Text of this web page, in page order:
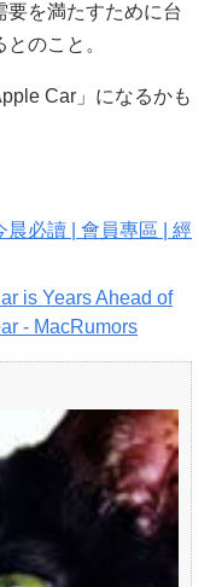
要を満たすために台
のこと。
Car」になるかも
必讀 | 會員專區 | 經
is Years Ahead of
- MacRumors